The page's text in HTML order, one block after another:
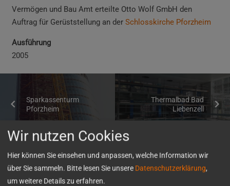
Vermögen und Bau Amt erteilteOtto Wolf GmbH den
Auftrag für Gerüststellung an der Schlosskirche Pforzheim
Ausführung
2005
Sparkassenturm
Pforzheim
Thermalbad Bad
Liebenzell
Mitgliedschaften
Wir nutzen Cookies
Hier können Sie einsehen und anpassen, welche Information wir
über Sie sammeln. Bitte lesen Sie unsere Datenschutzerklärung,
um weitere Details zu erfahren.